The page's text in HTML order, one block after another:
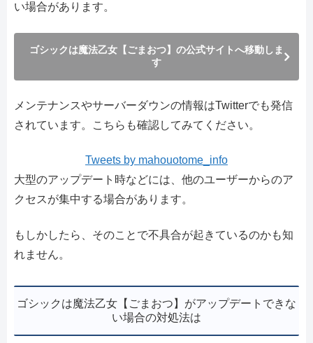
い場合があります。
ゴシックは魔法乙女【ごまおつ】の公式サイトへ移動しま
す
メンテナンスやサーバーダウンの情報はTwitterでも発信
されています。こちらも確認してみてください。
Tweets by mahouotome_info
大型のアップデート時などには、他のユーザーからのア
クセスが集中する場合があります。
もしかしたら、そのことで不具合が起きているのかも知
れません。
ゴシックは魔法乙女【ごまおつ】がアップデートできな
い場合の対処法は